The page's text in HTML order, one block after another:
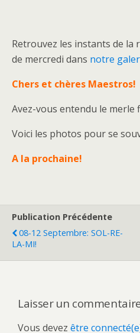
Retrouvez les instants de la
de mercredi dans notre
Chers et chères Maestros!
Avez-vous entendu le merle
Voici les photos pour se
A la prochaine!
Publication Précédente
08-12 Septembre: SOL-RE-
LA-MI!
Laisser un
Vous devez être